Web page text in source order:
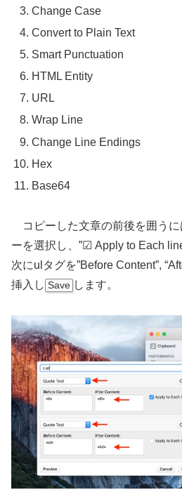
Change Case
Convert to Plain Text
Smart Punctuation
HTML Entity
URL
Wrap Line
Change Line Endings
Hex
Base64
コピーした文章の前後を囲うに
ーを選択し、”☑ Apply to Each
次にulタグを”Before Content”,
挿入し Save します。